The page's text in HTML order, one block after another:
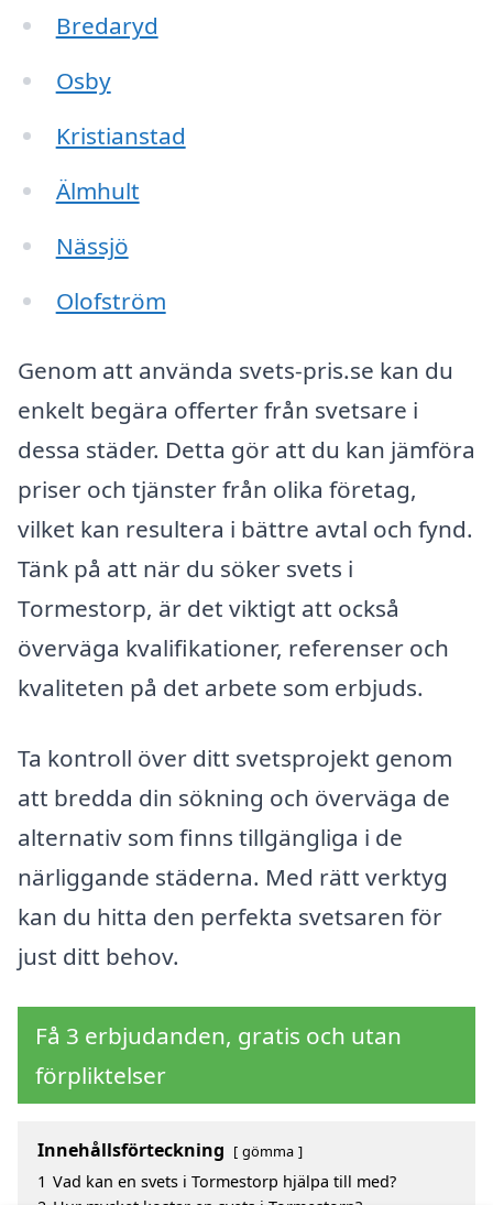
Bredaryd
Osby
Kristianstad
Älmhult
Nässjö
Olofström
Genom att använda svets-pris.se kan du
enkelt begära offerter från svetsare i
dessa städer. Detta gör att du kan jämföra
priser och tjänster från olika företag,
vilket kan resultera i bättre avtal och fynd.
Tänk på att när du söker svets i
Tormestorp, är det viktigt att också
överväga kvalifikationer, referenser och
kvaliteten på det arbete som erbjuds.
Ta kontroll över ditt svetsprojekt genom
att bredda din sökning och överväga de
alternativ som finns tillgängliga i de
närliggande städerna. Med rätt verktyg
kan du hitta den perfekta svetsaren för
just ditt behov.
Få 3 erbjudanden, gratis och utan
förpliktelser
Innehållsförteckning gömma
1 Vad kan en svets i Tormestorp hjälpa till med?